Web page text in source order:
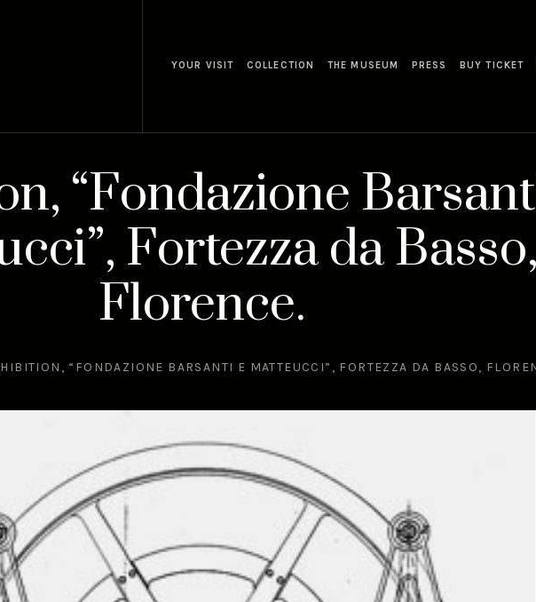
YOUR VISIT COLLECTION THE MUSEUM PRESS BUY TICKET
“Fondazione
Fortezza da Basso,
Florence.
“FONDAZIONE BARSANTI E MATTEUCCI”, FORTEZZA DA BASSO,